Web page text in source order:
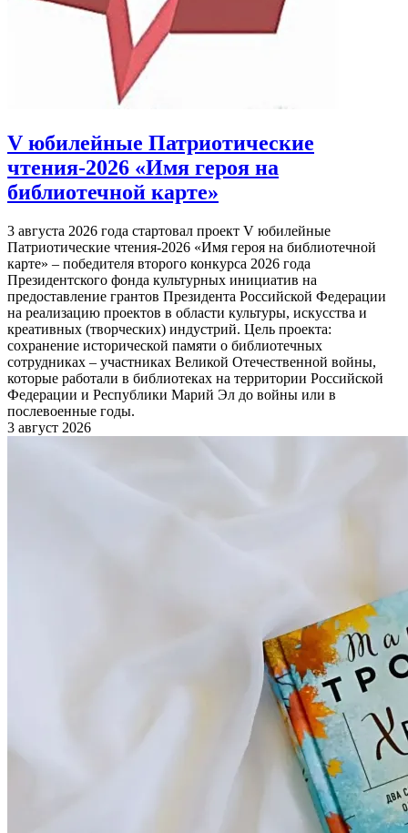
V юбилейные Патриотические
чтения-2026 «Имя героя на
библиотечной карте»
3 августа 2026 года стартовал проект V юбилейные
Патриотические чтения-2026 «Имя героя на библиотечной
карте» – победителя второго конкурса 2026 года
Президентского фонда культурных инициатив на
предоставление грантов Президента Российской Федерации
на реализацию проектов в области культуры, искусства и
креативных (творческих) индустрий. Цель проекта:
сохранение исторической памяти о библиотечных
сотрудниках – участниках Великой Отечественной войны,
которые работали в библиотеках на территории Российской
Федерации и Республики Марий Эл до войны или в
послевоенные годы.
3 август 2026